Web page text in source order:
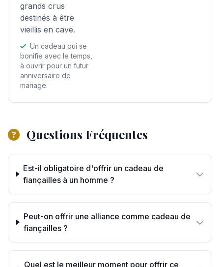
grands crus
destinés à être
vieillis en cave.
Un cadeau qui se
bonifie avec le temps,
à ouvrir pour un futur
anniversaire de
mariage.
Questions Fréquentes
Est-il obligatoire d'offrir un cadeau de
fiançailles à un homme ?
Peut-on offrir une alliance comme cadeau de
fiançailles ?
Quel est le meilleur moment pour offrir ce